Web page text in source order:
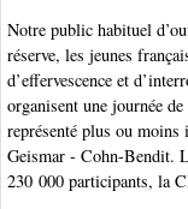
Notre public habituel
réserve, les jeunes
d’effervescence et
organisent une journée
représenté plus ou
Geismar - Cohn-Bendit.
230 000 participants, la